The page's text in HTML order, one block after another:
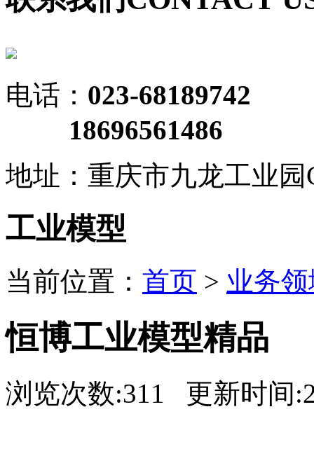
电话： 023-68189742
18696561486
地址：重庆市九龙工业园
工业模型
当前位置： 首页 > 业务
恒博工业模型精品
浏览次数:311 更新时间